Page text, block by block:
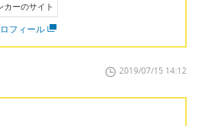
カーのサイト
フィール
2019/07/15 14:12